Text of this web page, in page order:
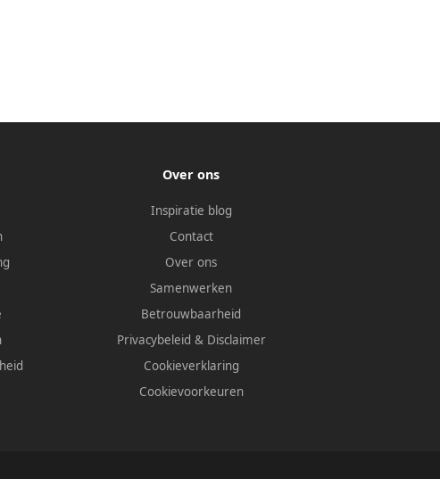
Over ons
Inspiratie blog
Contact
Over ons
Samenwerken
Betrouwbaarheid
Privacybeleid & Disclaimer
Cookieverklaring
Cookievoorkeuren